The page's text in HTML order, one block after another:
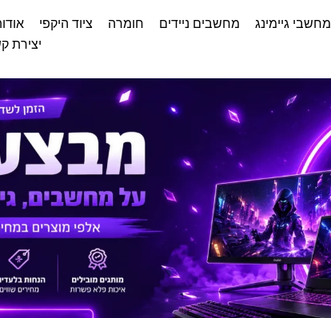
מחשבי גיימינג מחשבים ניידים חומרה ציוד היקפי
יצירת